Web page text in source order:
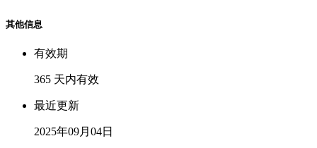
其他信息
有效期
365 天内有效
最近更新
2025年09月04日